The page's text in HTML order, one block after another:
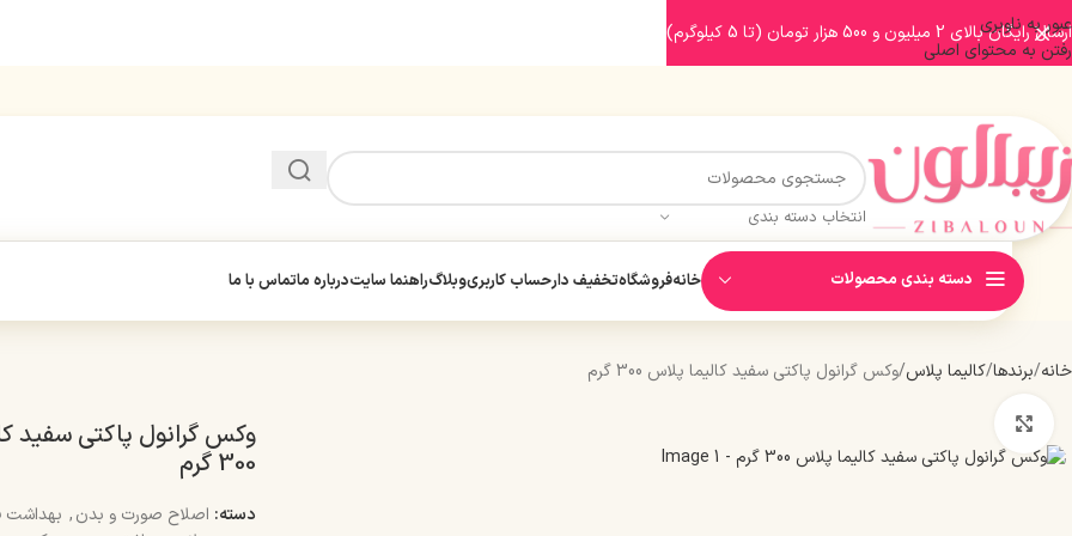
عبور به ناوبری
رفتن به محتوای اصلی
انتخاب دسته بندی
دسته بندی محصولات خانهفروشگاهتخفیف دارحساب کاربریوبلاگراهنما سایتدرباره ماتماس با ما
خانه برندها کالیما پلاس وکس گرانول پاکتی سفید کالیما پلاس 300 گرم
وکس گرانول پاکتی سفید
300 گرم
دسته: اصلاح صورت و بدن, بهداشت
ارسال رایگان بالای 2 میلیون و 500 هزار تومان (تا 5 کیلوگرم)